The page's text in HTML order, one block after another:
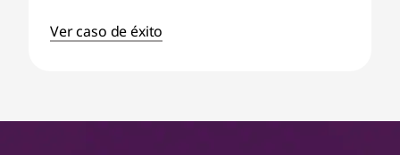
Ver caso de éxito